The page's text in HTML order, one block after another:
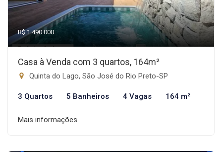
R$ 1.490.000
Casa à Venda com 3 quartos, 164m²
Quinta do Lago, São José do Rio Preto-SP
3 Quartos 5 Banheiros 4 Vagas 164 m²
Mais informações